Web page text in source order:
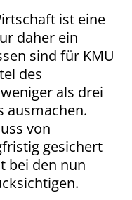
ist eine
daher ein
sind für KMU
des
als drei
ausmachen.
von
gesichert
bei den nun